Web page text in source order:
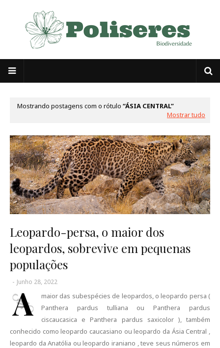
Mostrando postagens com o rótulo ÁSIA CENTRAL
Mostrar tudo
Leopardo-persa, o maior dos
leopardos, sobrevive em pequenas
populações
- Junho 28, 2022
A
maior das subespécies de leopardos, o leopardo persa (
Panthera pardus tulliana ou Panthera pardus
ciscaucasica e Panthera pardus saxicolor ), também
conhecido como leopardo caucasiano ou leopardo da Ásia Central ,
leopardo da Anatólia ou leopardo iraniano , teve seus números em